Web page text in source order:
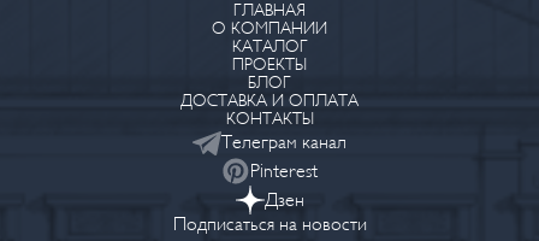
ГЛАВНАЯ
О КОМПАНИИ
КАТАЛОГ
ПРОЕКТЫ
БЛОГ
ДОСТАВКА И ОПЛАТА
КОНТАКТЫ
Телеграм канал
Pinterest
Дзен
Подписаться на новости